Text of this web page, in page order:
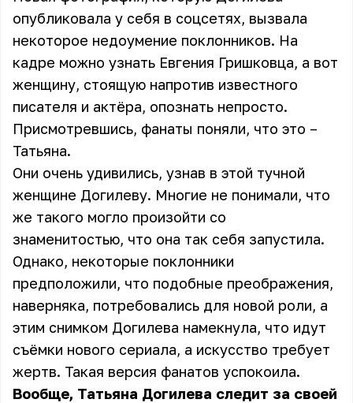
опубликовала у себя в соцсетях, вызвала
некоторое недоумение поклонников. На
кадре можно узнать Евгения Гришковца, а вот
женщину, стоящую напротив известного
писателя и актёра, опознать непросто.
Присмотревшись, фанаты поняли, что это –
Татьяна.
Они очень удивились, узнав в этой тучной
женщине Догилеву. Многие не понимали, что
же такого могло произойти со
знаменитостью, что она так себя запустила.
Однако, некоторые поклонники
предположили, что подобные преображения,
наверняка, потребовались для новой роли, а
этим снимком Догилева намекнула, что идут
съёмки нового сериала, а искусство требует
жертв. Такая версия фанатов успокоила.
Вообще, Татьяна Догилева следит за своей